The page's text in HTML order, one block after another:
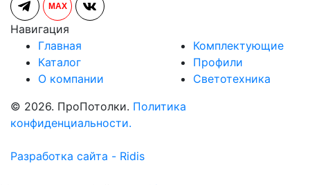
MAX
Навигация
Главная
Каталог
О компании
Комплектующие
Профили
Светотехника
© 2026. ПроПотолки. Политика
конфиденциальности.
Разработка сайта - Ridis